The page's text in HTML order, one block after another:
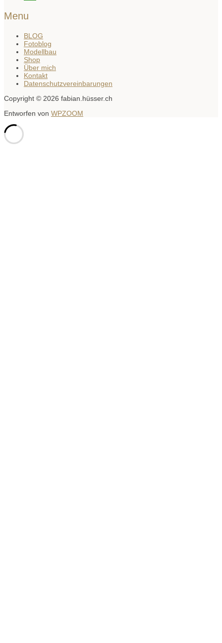
Menu
BLOG
Fotoblog
Modellbau
Shop
Über mich
Kontakt
Datenschutzvereinbarungen
Copyright © 2026 fabian.hüsser.ch
Entworfen von WPZOOM